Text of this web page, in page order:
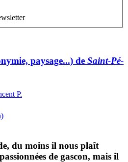
paysage...) de Saint-Pé-
P.
du moins il nous plaît
de gascon, mais il